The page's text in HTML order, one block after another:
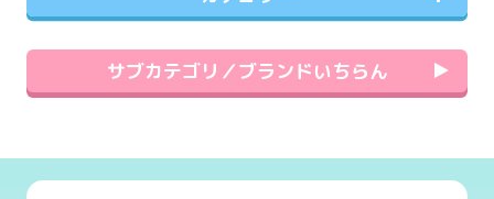
サブカテゴリ／ブランドいちらん